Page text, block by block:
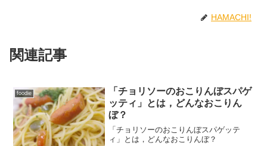
HAMACHI!
関連記事
foodie
「チョリソーのおこりんぼスパゲ
ッティ」とは，どんなおこりん
ぼ？
「チョリソーのおこりんぼスパゲッテ
ィ」とは，どんなおこりんぼ？